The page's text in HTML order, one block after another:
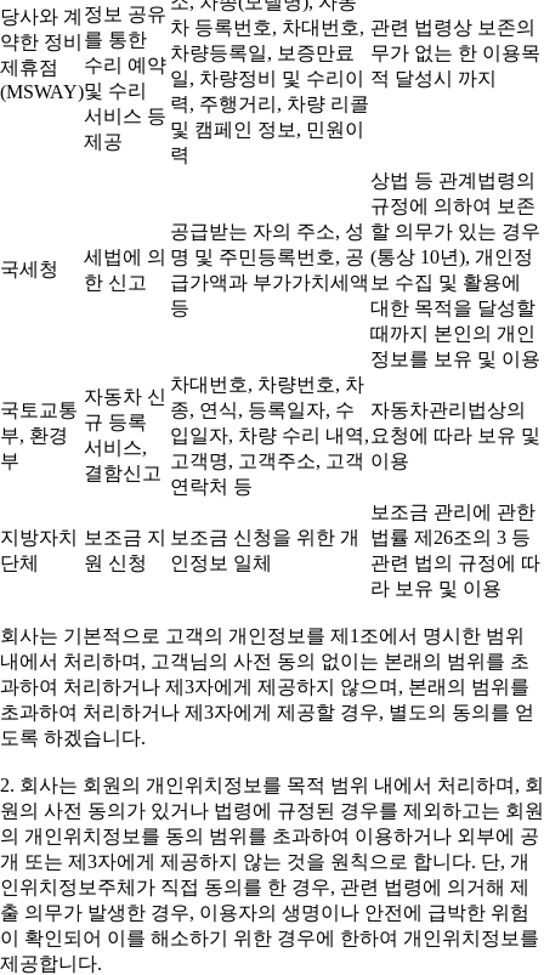
당사와 계
약한 정비
제휴점
(MSWAY)
정보 공유
를 통한
수리 예약
및 수리
서비스 등
제공
차 등록번호, 차대번호,
차량등록일, 보증만료
일, 차량정비 및 수리이
력, 주행거리, 차량 리콜
및 캠페인 정보, 민원이
력
관련 법령상 보존의
무가 없는 한 이용목
적 달성시 까지
국세청
세법에 의
한 신고
공급받는 자의 주소, 성
명 및 주민등록번호, 공
급가액과 부가가치세액
등
상법 등 관계법령의
규정에 의하여 보존
할 의무가 있는 경우
(통상 10년), 개인정
보 수집 및 활용에
대한 목적을 달성할
때까지 본인의 개인
정보를 보유 및 이용
국토교통
부, 환경
부
자동차 신
규 등록
서비스,
결함신고
차대번호, 차량번호, 차
종, 연식, 등록일자, 수
입일자, 차량 수리 내역,
고객명, 고객주소, 고객
연락처 등
자동차관리법상의
요청에 따라 보유 및
이용
지방자치
단체
보조금 지
원 신청
보조금 신청을 위한 개
인정보 일체
보조금 관리에 관한
법률 제26조의 3 등
관련 법의 규정에 따
라 보유 및 이용
회사는 기본적으로 고객의 개인정보를 제1조에서 명시한 범위
내에서 처리하며, 고객님의 사전 동의 없이는 본래의 범위를 초
과하여 처리하거나 제3자에게 제공하지 않으며, 본래의 범위를
초과하여 처리하거나 제3자에게 제공할 경우, 별도의 동의를 얻
도록 하겠습니다.
2. 회사는 회원의 개인위치정보를 목적 범위 내에서 처리하며, 회
원의 사전 동의가 있거나 법령에 규정된 경우를 제외하고는 회원
의 개인위치정보를 동의 범위를 초과하여 이용하거나 외부에 공
개 또는 제3자에게 제공하지 않는 것을 원칙으로 합니다. 단, 개
인위치정보주체가 직접 동의를 한 경우, 관련 법령에 의거해 제
출 의무가 발생한 경우, 이용자의 생명이나 안전에 급박한 위험
이 확인되어 이를 해소하기 위한 경우에 한하여 개인위치정보를
제공합니다.